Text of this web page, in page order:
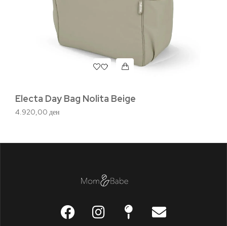
Electa Day Bag Nolita Beige
4.920,00 ден